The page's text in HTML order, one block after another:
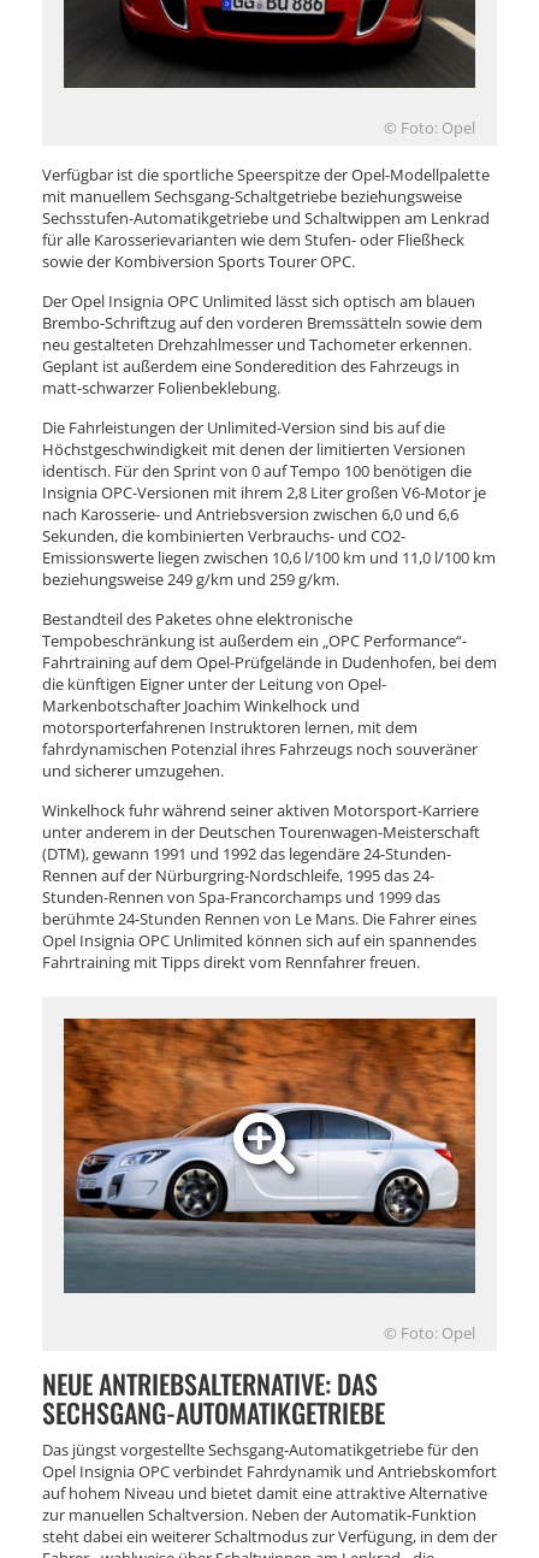
© Foto: Opel
Verfügbar ist die sportliche Speerspitze der Opel-Modellpalette
mit manuellem Sechsgang-Schaltgetriebe beziehungsweise
Sechsstufen-Automatikgetriebe und Schaltwippen am Lenkrad
für alle Karosserievarianten wie dem Stufen- oder Fließheck
sowie der Kombiversion Sports Tourer OPC.
Der Opel Insignia OPC Unlimited lässt sich optisch am blauen
Brembo-Schriftzug auf den vorderen Bremssätteln sowie dem
neu gestalteten Drehzahlmesser und Tachometer erkennen.
Geplant ist außerdem eine Sonderedition des Fahrzeugs in
matt-schwarzer Folienbeklebung.
Die Fahrleistungen der Unlimited-Version sind bis auf die
Höchstgeschwindigkeit mit denen der limitierten Versionen
identisch. Für den Sprint von 0 auf Tempo 100 benötigen die
Insignia OPC-Versionen mit ihrem 2,8 Liter großen V6-Motor je
nach Karosserie- und Antriebsversion zwischen 6,0 und 6,6
Sekunden, die kombinierten Verbrauchs- und CO2-
Emissionswerte liegen zwischen 10,6 l/100 km und 11,0 l/100 km
beziehungsweise 249 g/km und 259 g/km.
Bestandteil des Paketes ohne elektronische
Tempobeschränkung ist außerdem ein „OPC Performance“-
Fahrtraining auf dem Opel-Prüfgelände in Dudenhofen, bei dem
die künftigen Eigner unter der Leitung von Opel-
Markenbotschafter Joachim Winkelhock und
motorsporterfahrenen Instruktoren lernen, mit dem
fahrdynamischen Potenzial ihres Fahrzeugs noch souveräner
und sicherer umzugehen.
Winkelhock fuhr während seiner aktiven Motorsport-Karriere
unter anderem in der Deutschen Tourenwagen-Meisterschaft
(DTM), gewann 1991 und 1992 das legendäre 24-Stunden-
Rennen auf der Nürburgring-Nordschleife, 1995 das 24-
Stunden-Rennen von Spa-Francorchamps und 1999 das
berühmte 24-Stunden Rennen von Le Mans. Die Fahrer eines
Opel Insignia OPC Unlimited können sich auf ein spannendes
Fahrtraining mit Tipps direkt vom Rennfahrer freuen.
© Foto: Opel
NEUE ANTRIEBSALTERNATIVE: DAS
SECHSGANG-AUTOMATIKGETRIEBE
Das jüngst vorgestellte Sechsgang-Automatikgetriebe für den
Opel Insignia OPC verbindet Fahrdynamik und Antriebskomfort
auf hohem Niveau und bietet damit eine attraktive Alternative
zur manuellen Schaltversion. Neben der Automatik-Funktion
steht dabei ein weiterer Schaltmodus zur Verfügung, in dem der